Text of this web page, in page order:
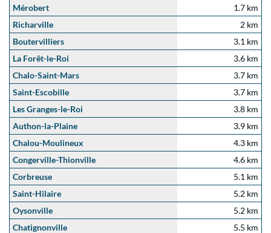
Mérobert
1.7 km
Richarville
2 km
Boutervilliers
3.1 km
La Forêt-le-Roi
3.6 km
Chalo-Saint-Mars
3.7 km
Saint-Escobille
3.7 km
Les Granges-le-Roi
3.8 km
Authon-la-Plaine
3.9 km
Chalou-Moulineux
4.3 km
Congerville-Thionville
4.6 km
Corbreuse
5.1 km
Saint-Hilaire
5.2 km
Oysonville
5.2 km
Chatignonville
5.5 km